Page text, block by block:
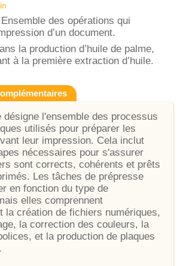
des opérations qui
d’un document.
la production d’huile de palme,
à la première extraction d’huile.
désigne l'ensemble des processus
utilisés pour préparer les
leur impression. Cela inclut
nécessaires pour s'assurer
sont corrects, cohérents et prêts
Les tâches de prépresse
en fonction du type de
elles comprennent
la création de fichiers numériques,
la correction des couleurs, la
et la production de plaques